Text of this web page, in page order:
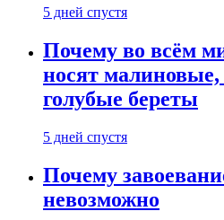
5 дней спустя
Почему во всём
носят малиновые,
голубые береты
5 дней спустя
Почему
невозможно